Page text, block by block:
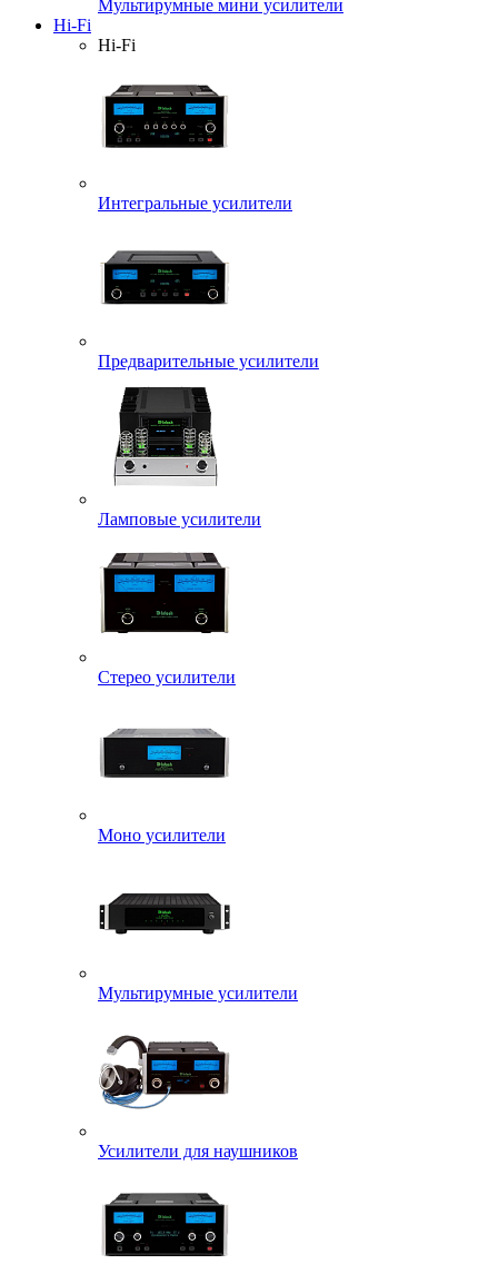
Мультирумные мини усилители
Hi-Fi
Hi-Fi
Интегральные усилители
Предварительные усилители
Ламповые усилители
Стерео усилители
Моно усилители
Мультирумные усилители
Усилители для наушников